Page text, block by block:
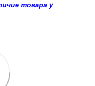
товара у